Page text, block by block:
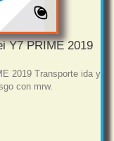
Y7 PRIME 2019
2019 Transporte ida y
con mrw.